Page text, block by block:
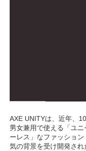
AXE UNITYは、近年、
男女兼用で使える「ユ
ーレス」なファッショ
気の背景を受け開発さ